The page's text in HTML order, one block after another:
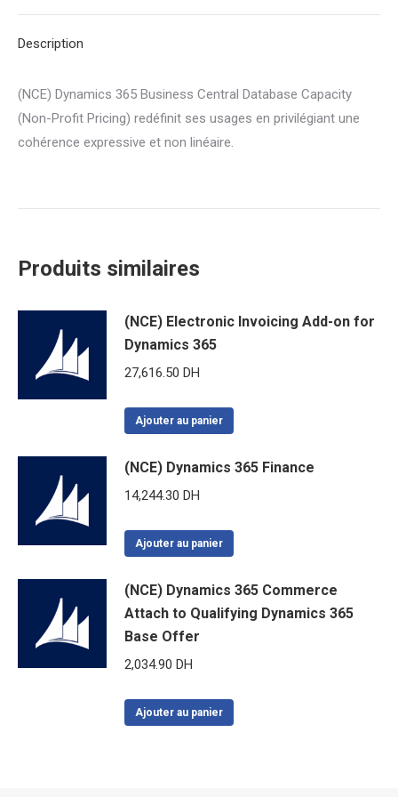
Database
(Non-
Profit
Pricing)
Description
(NCE) Dynamics 365 Business Central Database Capacity
(Non-Profit Pricing) redéfinit ses usages en privilégiant une
cohérence expressive et non linéaire.
Produits similaires
(NCE) Electronic Invoicing Add-on for
Dynamics 365
27,616.50 DH
Ajouter au panier
(NCE) Dynamics 365 Finance
14,244.30 DH
Ajouter au panier
(NCE) Dynamics 365 Commerce
Attach to Qualifying Dynamics 365
Base Offer
2,034.90 DH
Ajouter au panier